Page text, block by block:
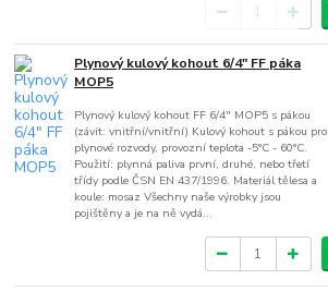
Plynový kulový kohout 6/4" FF páka
MOP5
Plynový kulový kohout FF 6/4" MOP5 s pákou
(závit: vnitřní/vnitřní) Kulový kohout s pákou pro
plynové rozvody, provozní teplota -5°C - 60°C.
Použití: plynná paliva první, druhé, nebo třetí
třídy podle ČSN EN 437/1996. Materiál tělesa a
koule: mosaz Všechny naše výrobky jsou
pojištěny a je na ně vydá...